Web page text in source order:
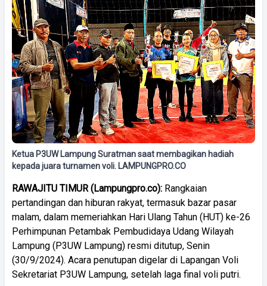
Ketua P3UW Lampung Suratman saat membagikan hadiah
kepada juara turnamen voli. LAMPUNGPRO.CO
RAWAJITU TIMUR (Lampungpro.co): Rangkaian
pertandingan dan hiburan rakyat, termasuk bazar pasar
malam, dalam memeriahkan Hari Ulang Tahun (HUT) ke-26
Perhimpunan Petambak Pembudidaya Udang Wilayah
Lampung (P3UW Lampung) resmi ditutup, Senin
(30/9/2024). Acara penutupan digelar di Lapangan Voli
Sekretariat P3UW Lampung, setelah laga final voli putri.